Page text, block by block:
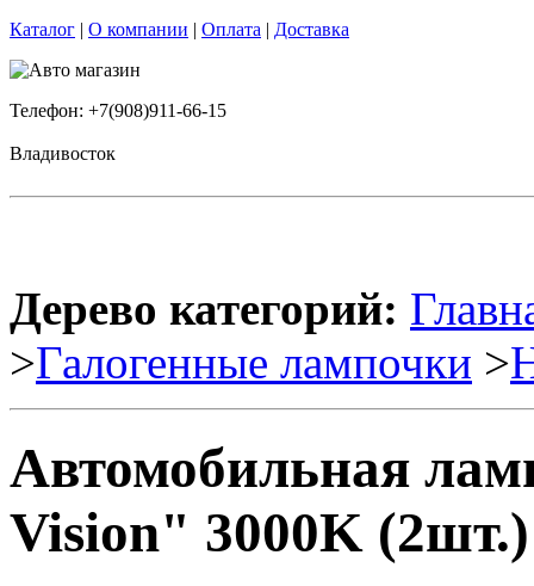
Каталог | О компании | Оплата | Доставка
Телефон: +7(908)911-66-15
Владивосток
Дерево категорий:
>Галогенные лампочки >
Автомобильная
Vision" 3000K (2шт.)